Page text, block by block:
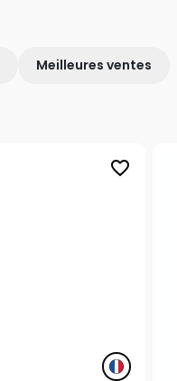
Meilleures ventes
favorite_border